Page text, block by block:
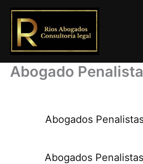
contenido
Abogado Penalista
Abogados
Abogados